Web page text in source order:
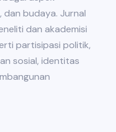
dan budaya. Jurnal
dan akademisi
partisipasi politik,
sosial, identitas